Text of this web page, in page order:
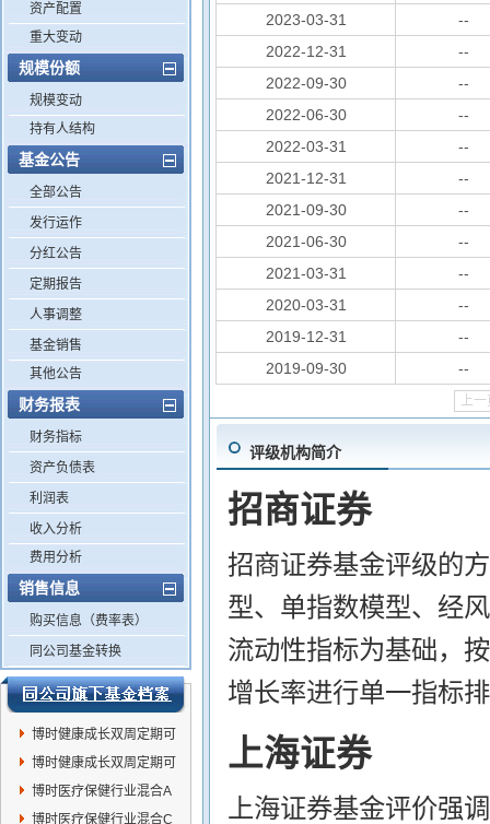
资产配置
重大变动
规模份额
规模变动
持有人结构
基金公告
全部公告
发行运作
分红公告
定期报告
人事调整
基金销售
其他公告
财务报表
财务指标
资产负债表
利润表
收入分析
费用分析
销售信息
购买信息（费率表）
同公司基金转换
博时健康成长双周定期可
赎回混合C
博时健康成长双周定期可
赎回混合A
博时医疗保健行业混合A
博时医疗保健行业混合C
2023-03-31
--
2022-12-31
--
2022-09-30
--
2022-06-30
--
2022-03-31
--
2021-12-31
--
2021-09-30
--
2021-06-30
--
2021-03-31
--
2020-03-31
--
2019-12-31
--
2019-09-30
--
上一
评级机构简介
招商证券
招商证券基金评级的
型、单指数模型、经
流动性指标为基础，
增长率进行单一指标
上海证券
上海证券基金评价强